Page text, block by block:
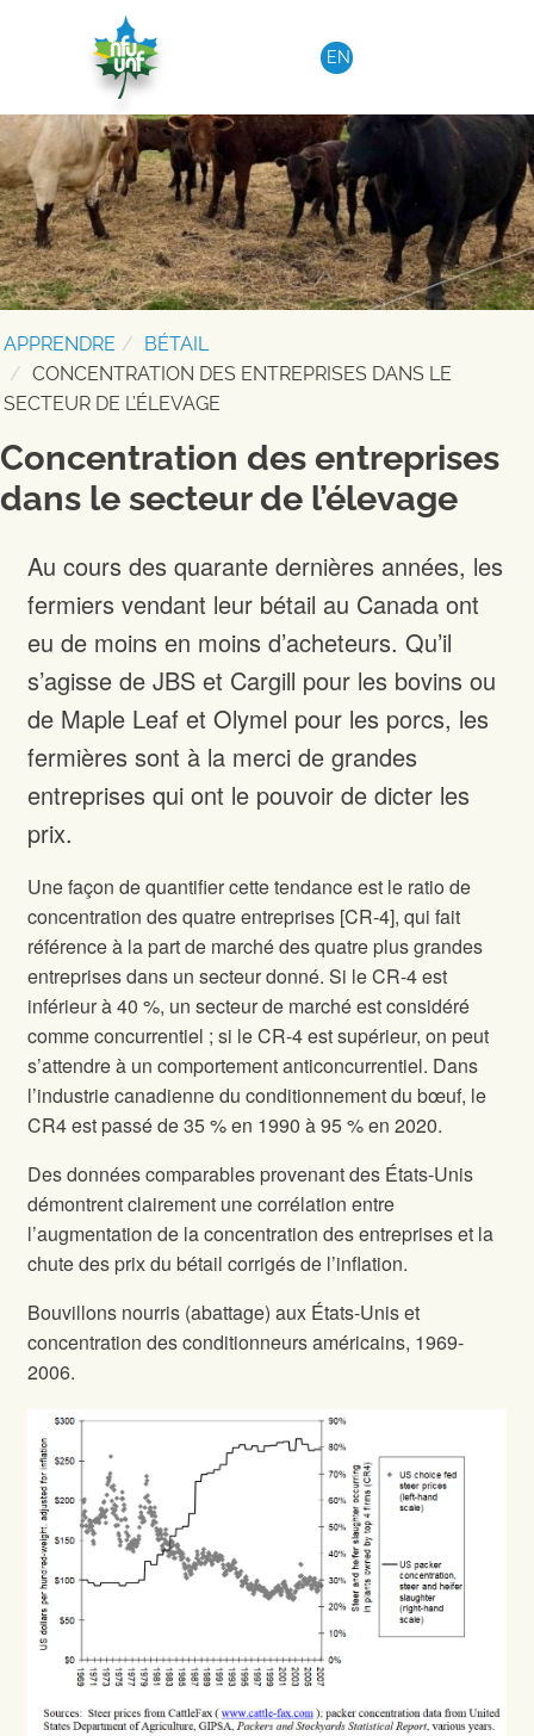
Aller au contenu
EN
APPRENDRE
BÉTAIL
CONCENTRATION DES ENTREPRISES DANS LE
SECTEUR DE L’ÉLEVAGE
Concentration des entreprises
dans le secteur de l’élevage
Au cours des quarante dernières années, les
fermiers vendant leur bétail au Canada ont
eu de moins en moins d’acheteurs. Qu’il
s’agisse de JBS et Cargill pour les bovins ou
de Maple Leaf et Olymel pour les porcs, les
fermières sont à la merci de grandes
entreprises qui ont le pouvoir de dicter les
prix.
Une façon de quantifier cette tendance est le ratio de
concentration des quatre entreprises [CR-4], qui fait
référence à la part de marché des quatre plus grandes
entreprises dans un secteur donné. Si le CR-4 est
inférieur à 40 %, un secteur de marché est considéré
comme concurrentiel ; si le CR-4 est supérieur, on peut
s’attendre à un comportement anticoncurrentiel. Dans
l’industrie canadienne du conditionnement du bœuf, le
CR4 est passé de 35 % en 1990 à 95 % en 2020.
Des données comparables provenant des États-Unis
démontrent clairement une corrélation entre
l’augmentation de la concentration des entreprises et la
chute des prix du bétail corrigés de l’inflation.
Bouvillons nourris (abattage) aux États-Unis et
concentration des conditionneurs américains, 1969-
2006.